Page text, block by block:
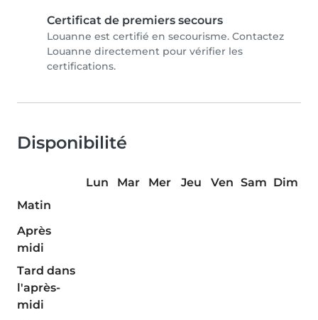
Certificat de premiers secours
Louanne est certifié en secourisme. Contactez
Louanne directement pour vérifier les
certifications.
Disponibilité
Lun Mar Mer Jeu Ven Sam Dim
Matin
Après
midi
Tard dans
l'après-
midi